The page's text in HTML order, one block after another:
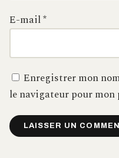
E-mail*
Enregistrer mon
le navigateur pour